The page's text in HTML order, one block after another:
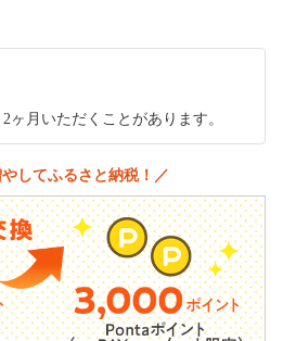
月いただくことがあります。
してふるさと納税！／